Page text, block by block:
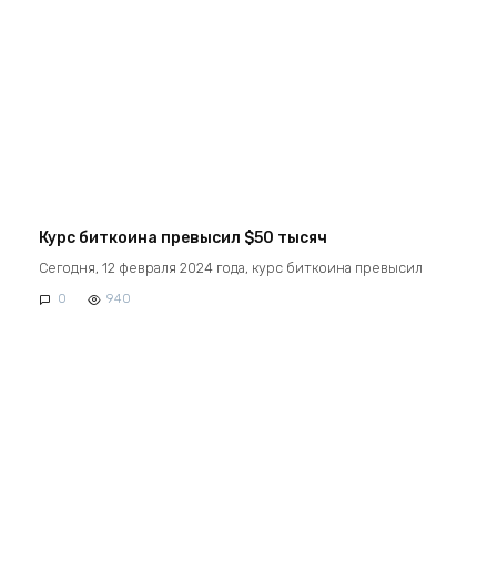
Курс биткоина превысил $50 тысяч
Сегодня, 12 февраля 2024 года, курс биткоина превысил
0 940